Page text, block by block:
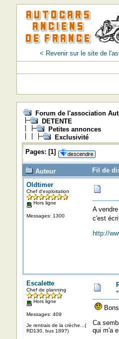
< Revenir sur le site de
Forum de l'association
DETENTE
Petites annonces
Exclusivité
Pages: [1]
Auteur
Fil de
Oldtimer
Chef d'exploitation
Hors ligne
Messages: 1300
A
c'est
http://
Escalette
Chef de planning
Hors ligne
Messages: 409
Je rentrais de la crèche...(
RD130, bus 189?)
«
Ca
qui m'a